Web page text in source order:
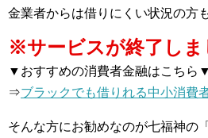
金業者からは借りにくい状況の方
※サービスが終了しま
▼おすすめの消費者金融はこちら▼
⇒ブラックでも借りれる中小消費
そんな方にお勧めなのが七福神の「